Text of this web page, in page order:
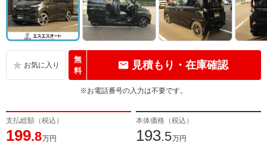
無
料
見積もり・在庫確認
※お電話番号の入力は不要です。
支払総額（税込）
199.8万円
本体価格（税込）
193.5万円